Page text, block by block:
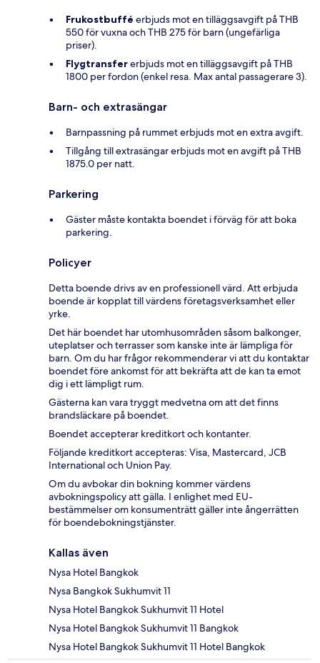
Frukostbuffé erbjuds mot en tilläggsavgift på THB
550 för vuxna och THB 275 för barn (ungefärliga
priser).
Flygtransfererbjuds mot en tilläggsavgift på THB
1800 per fordon (enkel resa. Max antal passagerare 3).
Barn- och extrasängar
Barnpassning på rummet erbjuds mot en extra avgift.
Tillgång till extrasängar erbjuds mot en avgift på THB
1875.0 per natt.
Parkering
Gäster måste kontakta boendet i förväg för att boka
parkering.
Policyer
Detta boende drivs av en professionell värd. Att erbjuda
boende är kopplat till värdens företagsverksamhet eller
yrke.
Det här boendet har utomhusområden såsom balkonger,
uteplatser och terrasser som kanske inte är lämpliga för
barn. Om du har frågor rekommenderar vi att du kontaktar
boendet före ankomst för att bekräfta att de kan ta emot
dig i ett lämpligt rum.
Gästerna kan vara tryggt medvetna om att det finns
brandsläckare på boendet.
Boendet accepterar kreditkort och kontanter.
Följande kreditkort accepteras: Visa, Mastercard, JCB
International och Union Pay.
Om du avbokar din bokning kommer värdens
avbokningspolicy att gälla. I enlighet med EU-
bestämmelser om konsumenträtt gäller inte ångerrätten
för boendebokningstjänster.
Kallas även
Nysa Hotel Bangkok
Nysa Bangkok Sukhumvit 11
Nysa Hotel Bangkok Sukhumvit 11 Hotel
Nysa Hotel Bangkok Sukhumvit 11 Bangkok
Nysa Hotel Bangkok Sukhumvit 11 Hotel Bangkok